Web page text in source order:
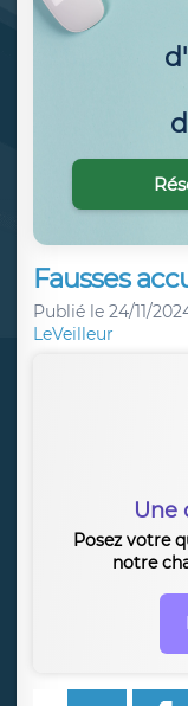
Fausses
Publié le 24/11/
LeVeilleur
Une
Posez votre
notre